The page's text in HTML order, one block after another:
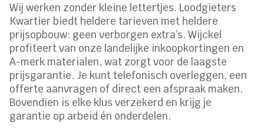
Wij werken zonder kleine lettertjes. Loodgieters
Kwartier biedt heldere tarieven met heldere
prijsopbouw: geen verborgen extra’s. Wijckel
profiteert van onze landelijke inkoopkortingen en
A-merk materialen, wat zorgt voor de laagste
prijsgarantie. Je kunt telefonisch overleggen, een
offerte aanvragen of direct een afspraak maken.
Bovendien is elke klus verzekerd en krijg je
garantie op arbeid én onderdelen.